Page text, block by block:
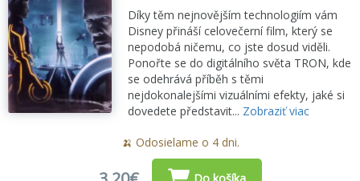
Díky těm nejnovějším technologiím vám
Disney přináší celovečerní film, který se
nepodobá ničemu, co jste dosud viděli.
Ponořte se do digitálního světa TRON, kde
se odehrává příběh s těmi
nejdokonalejšími vizuálními efekty, jaké si
dovedete představit... Zobraziť viac
🍌 Odosielame o 4 dni.
Do košíka